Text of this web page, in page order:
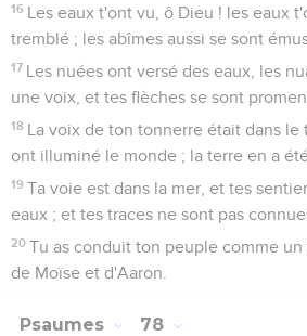
16 Les eaux t'ont vu, ô Dieu ! les eaux
tremblé ; les abîmes aussi se sont
17 Les nuées ont versé des eaux, les
une voix, et tes flèches se sont
18 La voix de ton tonnerre était dans le
ont illuminé le monde ; la terre en a
19 Ta voie est dans la mer, et tes
eaux ; et tes traces ne sont pas
20 Tu as conduit ton peuple comme un
de Moïse et d'Aaron.
Psaumes 78